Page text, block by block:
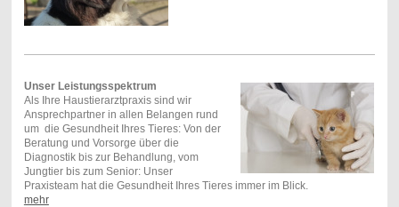
Unser Leistungsspektrum
Als Ihre Haustierarztpraxis sind wir
Ansprechpartner in allen Belangen rund
um die Gesundheit Ihres Tieres: Von der
Beratung und Vorsorge über die
Diagnostik bis zur Behandlung, vom
Jungtier bis zum Senior: Unser
Praxisteam hat die Gesundheit Ihres Tieres immer im Blick.
mehr